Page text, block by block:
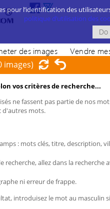
des images Vendre
images)
vos critères de recherche...
ne fassent pas partie de nos
d'autres mots.
: mots clés, titre, description,
recherche, allez dans la recherche
ni erreur de frappe.
introduisez le mot au masculin
pour l’identification des
politique d’utilisation des